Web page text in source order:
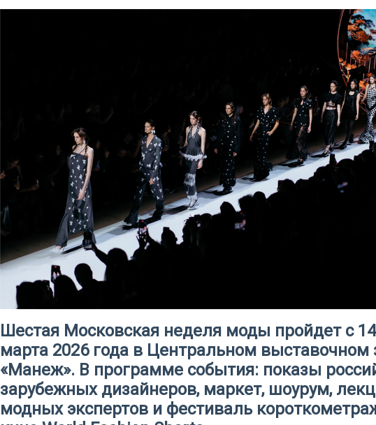
Шестая Московская неделя моды пройдет с
марта 2026 года в Центральном выставочном
«Манеж». В программе события: показы
зарубежных дизайнеров, маркет, шоурум,
модных экспертов и фестиваль